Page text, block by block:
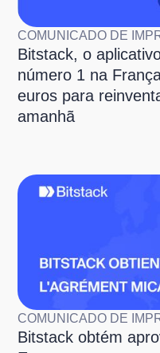
COMUNICADO DE
Bitstack, o
número 1 na
euros para
amanhã
COMUNICADO DE
Bitstack obtém